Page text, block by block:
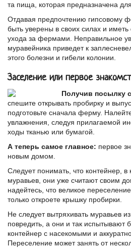
та пища, которая предназначена
Отдавая предпочтению гипсовому
быть уверены в своих силах и
ухода за фермами. Неправильное
муравейника приведет к
этого болезни и гибели колонии.
Заселение или первое
Получив посылку
спешите открывать пробирку и
подготовьте сначала ферму.
увлажнения, следуя прилагаемой
ходы тканью или бумагой.
А теперь самое главное: первое
новым домом.
Следует понимать, что контейнер, в
муравьев, они уже считают своим
надейтесь, что великое
только откроете крышку пробирки.
Не следует вытряхивать муравьев
повредить, а они и так испытывают
контейнер с насекомыми и
Переселение может занять от